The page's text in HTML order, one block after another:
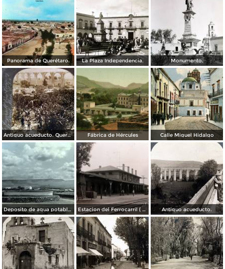
Panorama de Querétaro. La Plaza Independencia. Monumento.
Antiguo acueducto. Querétaro Fábrica de Hércules Calle Miguel Hidalgo
Deposito de agua potable ( Circulada el 11 de Diciembre de 1920 ). Estacion del Ferrocarril ( Circulada el 19 de Diciembre de 1927 ). Antiguo acueducto.